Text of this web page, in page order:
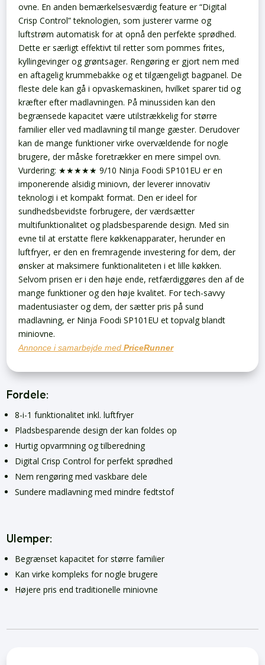
ovne. En anden bemærkelsesværdig feature er “Digital
Crisp Control” teknologien, som justerer varme og
luftstrøm automatisk for at opnå den perfekte sprødhed.
Dette er særligt effektivt til retter som pommes frites,
kyllingevinger og grøntsager. Rengøring er gjort nem med
en aftagelig krummebakke og et tilgængeligt bagpanel. De
fleste dele kan gå i opvaskemaskinen, hvilket sparer tid og
kræfter efter madlavningen. På minussiden kan den
begrænsede kapacitet være utilstrækkelig for større
familier eller ved madlavning til mange gæster. Derudover
kan de mange funktioner virke overvældende for nogle
brugere, der måske foretrækker en mere simpel ovn.
Vurdering: ★★★★★ 9/10 Ninja Foodi SP101EU er en
imponerende alsidig miniovn, der leverer innovativ
teknologi i et kompakt format. Den er ideel for
sundhedsbevidste forbrugere, der værdsætter
multifunktionalitet og pladsbesparende design. Med sin
evne til at erstatte flere køkkenapparater, herunder en
luftfryer, er den en fremragende investering for dem, der
ønsker at maksimere funktionaliteten i et lille køkken.
Selvom prisen er i den høje ende, retfærdiggøres den af de
mange funktioner og den høje kvalitet. For tech-savvy
madentusiaster og dem, der sætter pris på sund
madlavning, er Ninja Foodi SP101EU et topvalg blandt
miniovne.
Annonce i samarbejde medPriceRunner
Fordele:
8-i-1 funktionalitet inkl. luftfryer
Pladsbesparende design der kan foldes op
Hurtig opvarmning og tilberedning
Digital Crisp Control for perfekt sprødhed
Nem rengøring med vaskbare dele
Sundere madlavning med mindre fedtstof
Ulemper:
Begrænset kapacitet for større familier
Kan virke kompleks for nogle brugere
Højere pris end traditionelle miniovne